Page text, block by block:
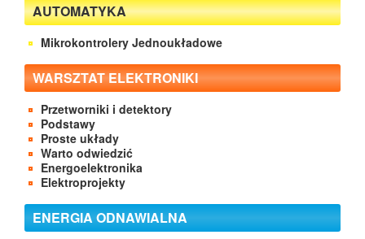
AUTOMATYKA
Mikrokontrolery Jednoukładowe
WARSZTAT ELEKTRONIKI
Przetworniki i detektory
Podstawy
Proste układy
Warto odwiedzić
Energoelektronika
Elektroprojekty
ENERGIA ODNAWIALNA